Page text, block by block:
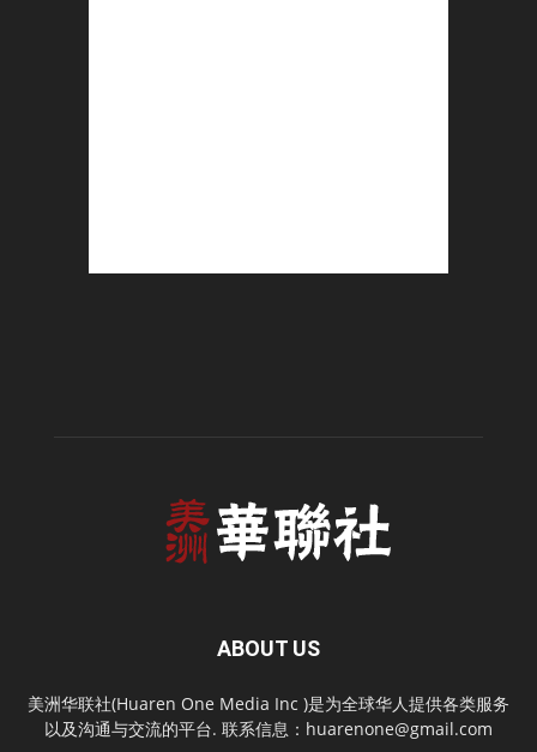
ABOUT US
美洲华联社(Huaren One Media Inc )是为全球华人提供各类服务
以及沟通与交流的平台. 联系信息： huarenone@gmail.com